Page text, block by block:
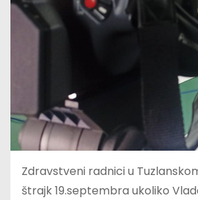
Zdravstveni radnici u
štrajk 19.septembra ukoliko